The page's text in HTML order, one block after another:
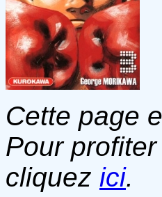
Cette page
Pour
cliquez ici.